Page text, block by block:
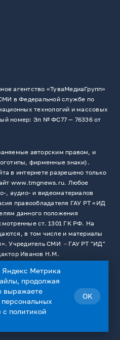
агентство «ТуваМедиаГрупп»
в Федеральной службе по
технологий и массовых
номер: Эл № ФС77 — 76336 от
авторским правом, и
фирменные знаки).
в интернете разрешено только
www.tmgnews.ru. Любое
, аудио- и видеоматериалов
правообладателя ГАУ РТ «ИД
данного положения
ст. 1301 ГК РФ. На
в том числе и материалы
Учредитель СМИ －ГАУ РТ "ИД"
Иванов Н.М.
12+
Яндекс Метрика
продолжая
выражаете
персональных
с политикой
OK